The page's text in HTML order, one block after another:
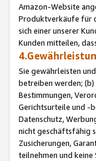
Amazon-Website
Produktverkäufe für
sich einer unserer
Kunden mitteilen,
Sie gewährleisten
betreiben werden;
Bestimmungen,
Gerichtsurteile und -
Datenschutz,
nicht geschäftsfähig
Zusicherungen,
teilnehmen und keine